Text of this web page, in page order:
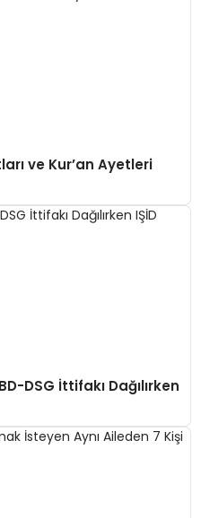
ve Kur’an Ayetleri
DSG İttifakı Dağılırken